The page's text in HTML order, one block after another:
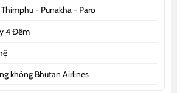
- Punakha - Paro
4 Đêm
không Bhutan Airlines